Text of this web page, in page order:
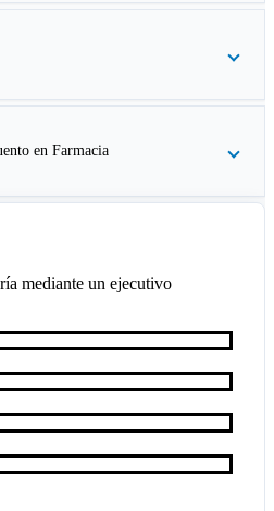
en Farmacia
mediante un ejecutivo